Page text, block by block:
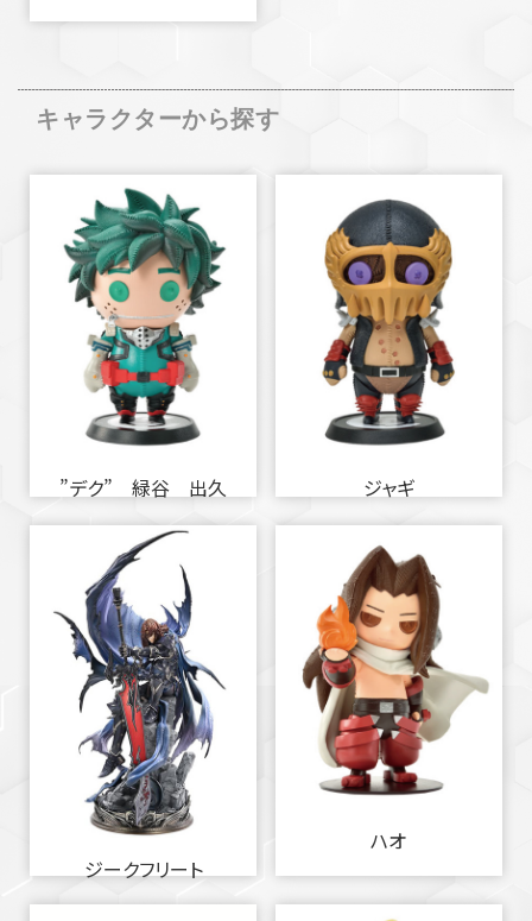
キャラクターから探す
”デク” 緑谷 出久 ジャギ
ジークフリート
ハオ